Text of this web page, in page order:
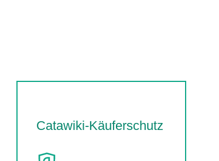
Catawiki-Käuferschutz